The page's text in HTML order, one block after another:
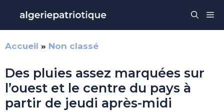
contenu
Accueil » Non classé
Des pluies assez marquées sur
l’ouest et le centre du pays à
partir de jeudi après-midi